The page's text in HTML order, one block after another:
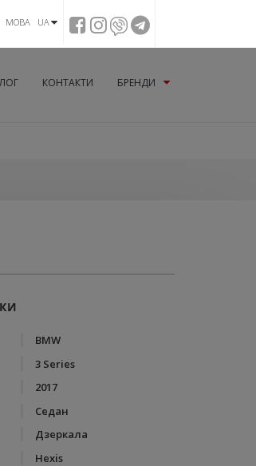
МОВА UA
КОНТАКТИ БРЕНДИ
BMW
3 Series
2017
Седан
Дзеркала
Hexis